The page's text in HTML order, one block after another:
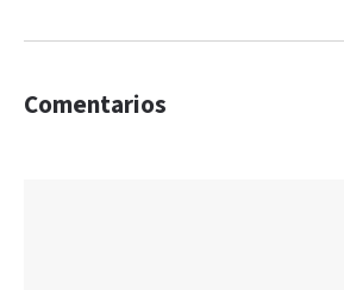
Comentarios